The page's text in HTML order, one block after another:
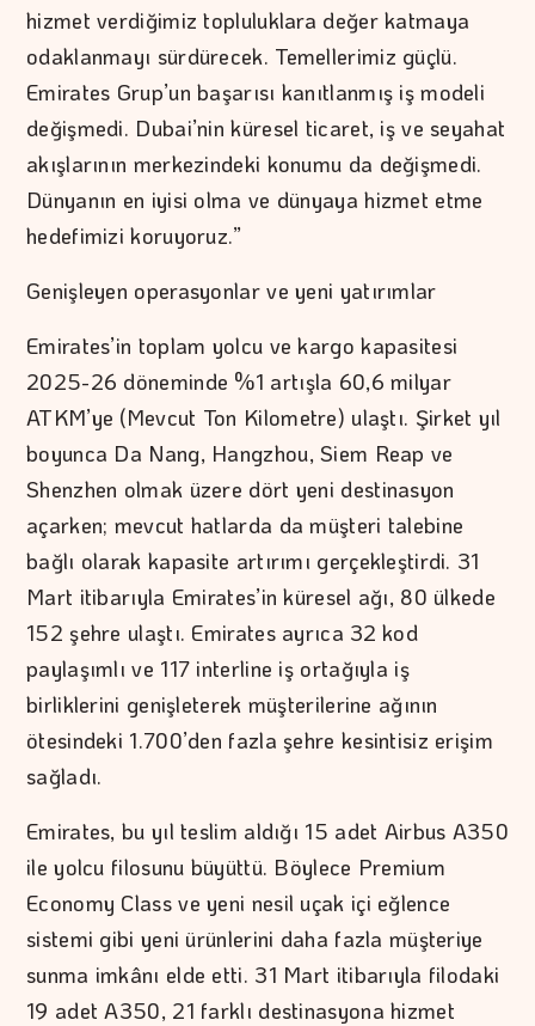
hizmet verdiğimiz topluluklara değer katmaya
odaklanmayı sürdürecek. Temellerimiz güçlü.
Emirates Grup’un başarısı kanıtlanmış iş modeli
değişmedi. Dubai’nin küresel ticaret, iş ve seyahat
akışlarının merkezindeki konumu da değişmedi.
Dünyanın en iyisi olma ve dünyaya hizmet etme
hedefimizi koruyoruz.”
Genişleyen operasyonlar ve yeni yatırımlar
Emirates’in toplam yolcu ve kargo kapasitesi
2025-26 döneminde %1 artışla 60,6 milyar
ATKM’ye (Mevcut Ton Kilometre) ulaştı. Şirket yıl
boyunca Da Nang, Hangzhou, Siem Reap ve
Shenzhen olmak üzere dört yeni destinasyon
açarken; mevcut hatlarda da müşteri talebine
bağlı olarak kapasite artırımı gerçekleştirdi. 31
Mart itibarıyla Emirates’in küresel ağı, 80 ülkede
152 şehre ulaştı. Emirates ayrıca 32 kod
paylaşımlı ve 117 interline iş ortağıyla iş
birliklerini genişleterek müşterilerine ağının
ötesindeki 1.700’den fazla şehre kesintisiz erişim
sağladı.
Emirates, bu yıl teslim aldığı 15 adet Airbus A350
ile yolcu filosunu büyüttü. Böylece Premium
Economy Class ve yeni nesil uçak içi eğlence
sistemi gibi yeni ürünlerini daha fazla müşteriye
sunma imkânı elde etti. 31 Mart itibarıyla filodaki
19 adet A350, 21 farklı destinasyona hizmet